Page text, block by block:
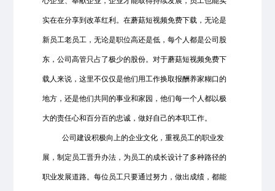
实在在分享到改革红利。在蘑菇短视频免费下载，无论是
新员工老员工，无论是职位高还是低，每个人都是公司股
东，公司高管只占了极少的股份。对于蘑菇短视频免费下
载人来说，这里不仅仅是他们用工作换取报酬养家糊口的
地方，还是他们共同的事业和家园，他们每一个人都以极
大的责任心和百分百的忠诚，做好自己的本职工作。
公司建设积极向上的企业文化，重视员工的职业发
展，制定员工晋升办法，为员工的成长设计了多种路径的
职业发展道路。每位员工只要通过努力，做出成绩，都能